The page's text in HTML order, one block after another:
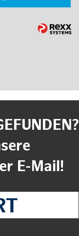
E-Mail!